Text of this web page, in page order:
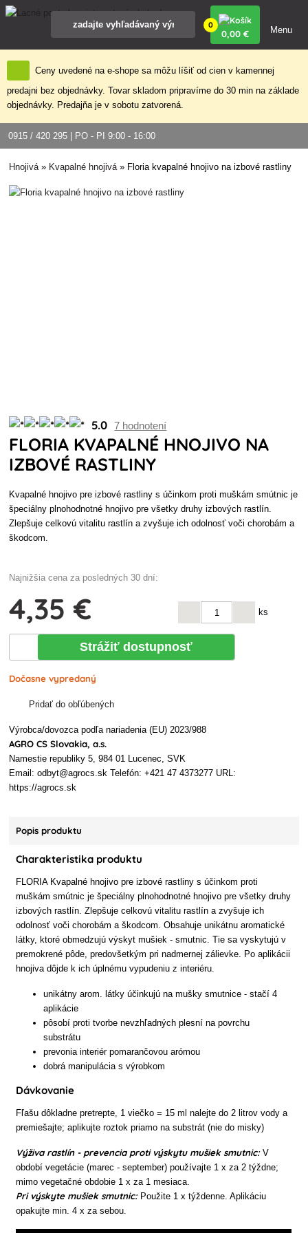
Ceny uvedené na e-shope sa môžu líšiť od cien v kamennej
predajni bez objednávky. Tovar skladom pripravíme do 30 min na základe
objednávky. Predajňa je v sobotu zatvorená.
0915 / 420 295 | PO - PI 9:00 - 16:00
0
0,00 € Menu
Hnojivá» Kvapalné hnojivá» Floria kvapalné hnojivo na izbové rastliny
5.07 hodnotení
FLORIA KVAPALNÉ HNOJIVO NA
IZBOVÉ RASTLINY
Kvapalné hnojivo pre izbové rastliny s účinkom proti muškám smútnic je
špeciálny plnohodnotné hnojivo pre všetky druhy izbových rastlín.
Zlepšuje celkovú vitalitu rastlín a zvyšuje ich odolnosť voči chorobám a
škodcom.
Najnižšia cena za posledných 30 dní:
4,35 € ks
Strážiť dostupnosť
Dočasne vypredaný
Pridať do obľúbených
Výrobca/dovozca podľa nariadenia (EU) 2023/988
AGRO CS Slovakia, a.s.
Namestie republiky 5, 984 01 Lucenec, SVK
Email: odbyt@agrocs.sk Telefón: +421 47 4373277 URL:
https://agrocs.sk
Popis produktu
Charakteristika produktu
FLORIA Kvapalné hnojivo pre izbové rastliny s účinkom proti
muškám smútnic je špeciálny plnohodnotné hnojivo pre všetky druhy
izbových rastlín. Zlepšuje celkovú vitalitu rastlín a zvyšuje ich
odolnosť voči chorobám a škodcom. Obsahuje unikátnu aromatické
látky, ktoré obmedzujú výskyt mušiek - smutnic. Tie sa vyskytujú v
premokrené pôde, predovšetkým pri nadmernej zálievke. Po aplikácii
hnojiva dôjde k ich úplnému vypudeniu z interiéru.
unikátny arom. látky účinkujú na mušky smutnice - stačí 4
aplikácie
pôsobí proti tvorbe nevzhľadných plesní na povrchu
substrátu
prevonia interiér pomarančovou arómou
dobrá manipulácia s výrobkom
Dávkovanie
Fľašu dôkladne pretrepte, 1 viečko = 15 ml nalejte do 2 litrov vody a
premiešajte; aplikujte roztok priamo na substrát (nie do misky)
Výživa rastlín - prevencia proti výskytu mušiek smutnic:V
období vegetácie (marec - september) používajte 1 x za 2 týždne;
mimo vegetačné obdobie 1 x za 1 mesiaca.
Pri výskyte mušiek smutnic:Použite 1 x týždenne. Aplikáciu
opakujte min. 4 x za sebou.